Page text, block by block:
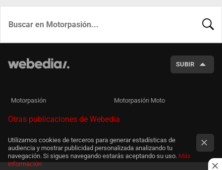
SUBIR
Motorpasión Motorpasión Moto
Otras publicaciones de Webedia
Utilizamos cookies de terceros para generar estadísticas de
audiencia y mostrar publicidad personalizada analizando tu
navegación. Si sigues navegando estarás aceptando su uso. Más
información